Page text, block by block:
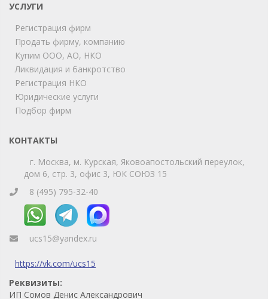
УСЛУГИ
Регистрация фирм
Продать фирму, компанию
Купим ООО, АО, НКО
Ликвидация и банкротство
Регистрация НКО
Юридические услуги
Подбор фирм
КОНТАКТЫ
г. Москва, м. Курская, Яковоапостольский переулок,
дом 6, стр. 3, офис 3, ЮК СОЮЗ 15
8 (495) 795-32-40
ucs15@yandex.ru
https://vk.com/ucs15
Реквизиты:
ИП Сомов Денис Александрович